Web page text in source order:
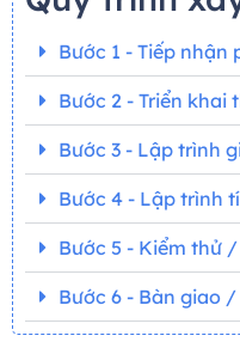
Bước 1 - Tiếp nhận
Bước 2 - Triển khai
Bước 3 - Lập trình
Bước 4 - Lập trình
Bước 5 - Kiểm thử /
Bước 6 - Bàn giao